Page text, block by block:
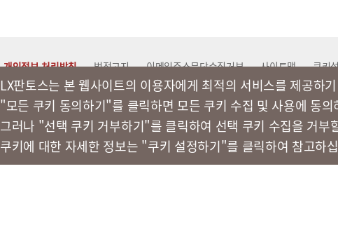
개인정보 처리방침 법적고지 이메일주소무단수집거부 사이트맵 쿠키
LX 판토스
LX판토스는 본 웹사이트의 이용자에게 최적의 서비스를 제공하
"모든 쿠키 동의하기"를 클릭하면 모든 쿠키 수집 및 사용에 동의
그러나 "선택 쿠키 거부하기"를 클릭하여 선택 쿠키 수집을 거부
쿠키에 대한 자세한 정보는 "쿠키 설정하기"를 클릭하여 참고하